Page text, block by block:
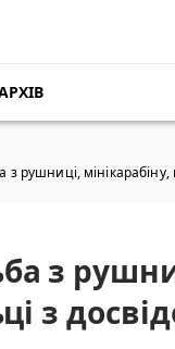
рушниці, мінікарабіну,
з
з